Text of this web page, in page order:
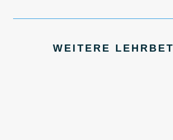
WEITERE